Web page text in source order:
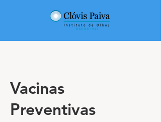
Vacinas
Preventivas